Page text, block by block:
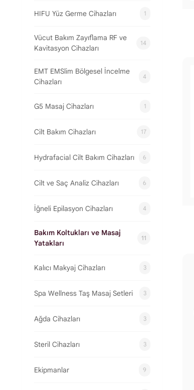
HIFU Yüz Germe Cihazları 1
Vücut Bakım Zayıflama RF ve
Kavitasyon Cihazları
14
EMT EMSlim Bölgesel İncelme
Cihazları
4
G5 Masaj Cihazları 1
Cilt Bakım Cihazları 17
Hydrafacial Cilt Bakım Cihazları 6
Cilt ve Saç Analiz Cihazları 6
İğneli Epilasyon Cihazları 4
Bakım Koltukları ve Masaj
Yatakları
11
Kalıcı Makyaj Cihazları 3
Spa Wellness Taş Masaj Setleri 3
Ağda Cihazları 3
Steril Cihazları 3
Ekipmanlar 9